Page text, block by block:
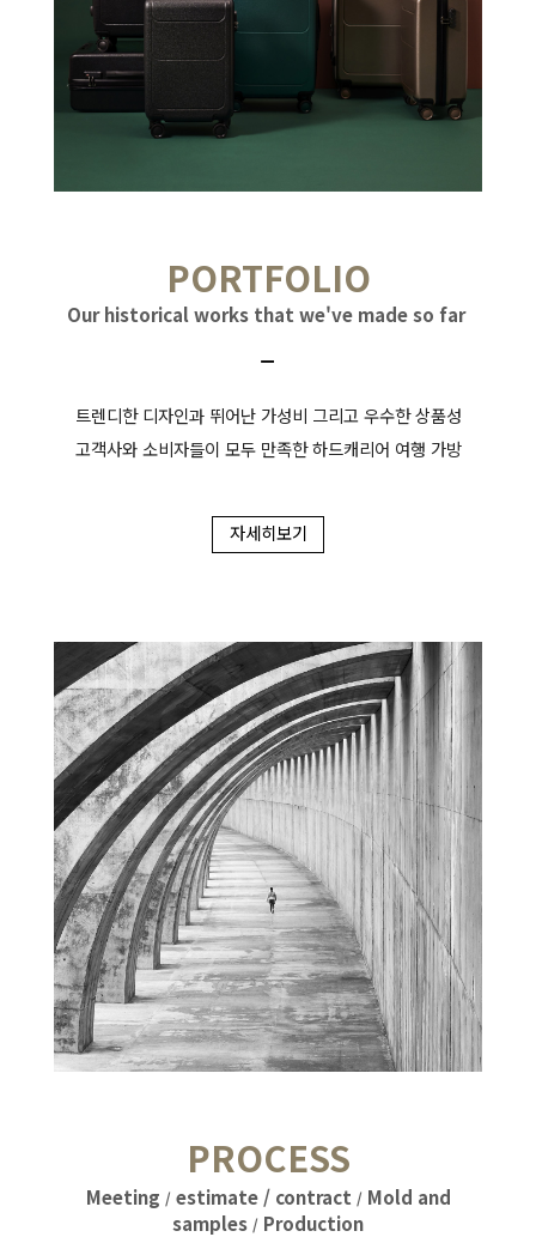
PORTFOLIO
Our historical works that we've made so far
ㅡ
트렌디한 디자인과 뛰어난 가성비 그리고 우수한 상품성
고객사와 소비자들이 모두 만족한 하드캐리어 여행 가방
자세히보기
PROCESS
Meeting / estimate / contract / Mold and
samples / Production